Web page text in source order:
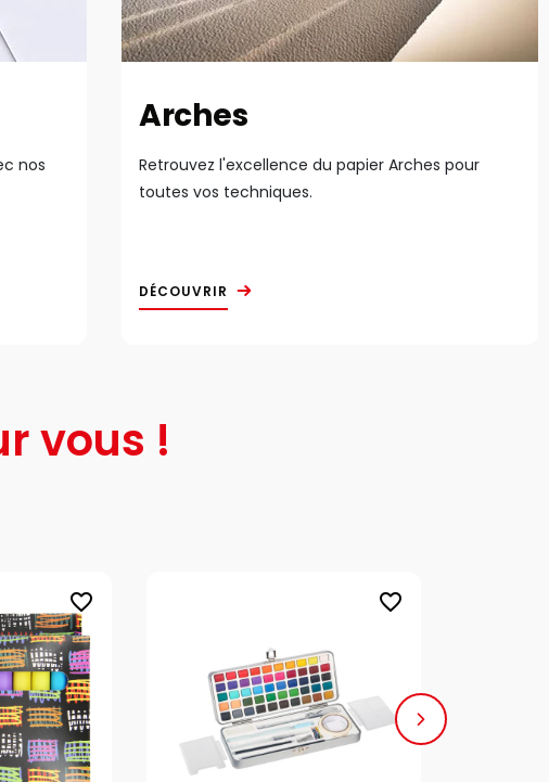
nos
Arches
Retrouvez l'excellence du papier Arches pour
toutes vos techniques.
DÉCOUVRIR
vous !
favorite_border favorite_border